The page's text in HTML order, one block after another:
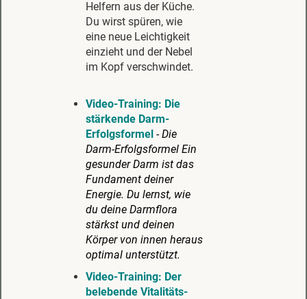
Helfern aus der Küche.
Du wirst spüren, wie
eine neue Leichtigkeit
einzieht und der Nebel
im Kopf verschwindet.
Video-Training: Die
stärkende Darm-
Erfolgsformel -Die
Darm-Erfolgsformel Ein
gesunder Darm ist das
Fundament deiner
Energie. Du lernst, wie
du deine Darmflora
stärkst und deinen
Körper von innen heraus
optimal unterstützt.
Video-Training: Der
belebende Vitalitäts-